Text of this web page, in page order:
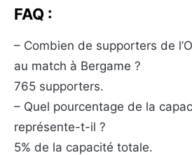
FAQ :
– Combien de supporters de
au match à Bergame ?
765 supporters.
– Quel pourcentage de la
représente-t-il ?
5% de la capacité totale.